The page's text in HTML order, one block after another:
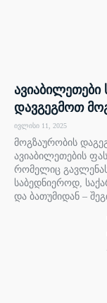
დავგეგმოთ
ივლისი 11, 2025
მოგზაურობის
ავიაბილეთების
რომელიც გავლენას
საბედნიეროდ,
და ბათუმიდან –